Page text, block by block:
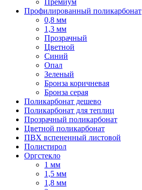
Премиум
Профилированный поликарбонат
0,8 мм
1,3 мм
Прозрачный
Цветной
Синий
Опал
Зеленый
Бронза коричневая
Бронза серая
Поликарбонат дешево
Поликарбонат для теплиц
Прозрачный поликарбонат
Цветной поликарбонат
ПВХ вспененный листовой
Полистирол
Оргстекло
1 мм
1,5 мм
1,8 мм